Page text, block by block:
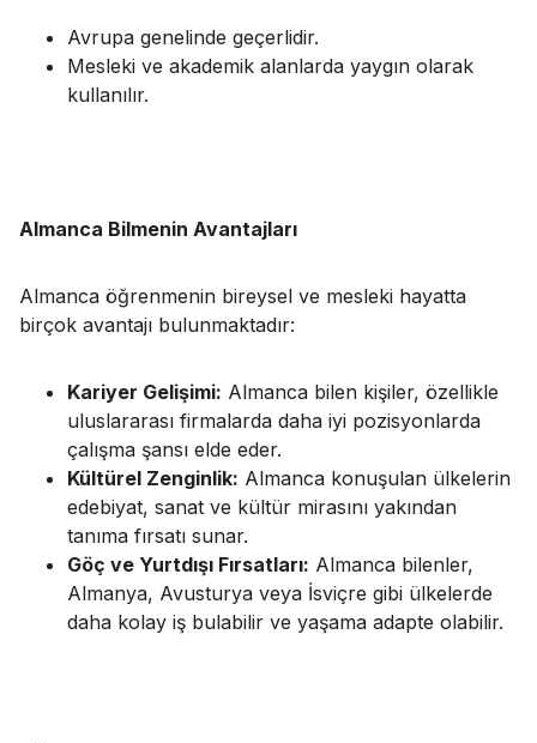
Avrupa genelinde geçerlidir.
Mesleki ve akademik alanlarda yaygın olarak
kullanılır.
Almanca Bilmenin Avantajları
Almanca öğrenmenin bireysel ve mesleki hayatta
birçok avantajı bulunmaktadır:
Kariyer Gelişimi: Almanca bilen kişiler, özellikle
uluslararası firmalarda daha iyi pozisyonlarda
çalışma şansı elde eder.
Kültürel Zenginlik: Almanca konuşulan ülkelerin
edebiyat, sanat ve kültür mirasını yakından
tanıma fırsatı sunar.
Göç ve Yurtdışı Fırsatları: Almanca bilenler,
Almanya, Avusturya veya İsviçre gibi ülkelerde
daha kolay iş bulabilir ve yaşama adapte olabilir.